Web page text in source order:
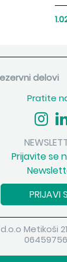
delovi
Pratite
Prijavite se
PRIJAVI
Metikoši